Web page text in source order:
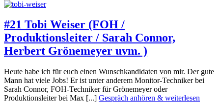
#21 Tobi Weiser (FOH /
Produktionsleiter / Sarah Connor,
Herbert Grönemeyer uvm. )
Heute habe ich für euch einen Wunschkandidaten von mir. Der gute
Mann hat viele Jobs! Er ist unter anderem Monitor-Techniker bei
Sarah Connor, FOH-Techniker für Grönemeyer oder
Produktionsleiter bei Max [...] Gespräch anhören & weiterlesen